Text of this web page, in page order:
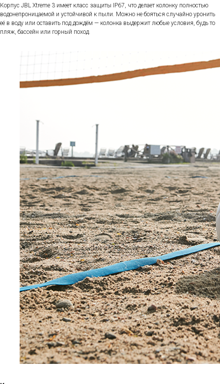
Корпус JBL Xtreme 3 имеет класс защиты IP67, что делает колонку полностью
водонепроницаемой и устойчивой к пыли. Можно не бояться случайно уронить
её в воду или оставить под дождём — колонка выдержит любые условия, будь то
пляж, бассейн или горный поход.